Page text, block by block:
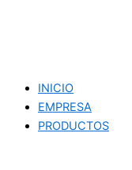
INICIO
EMPRESA
PRODUCTOS